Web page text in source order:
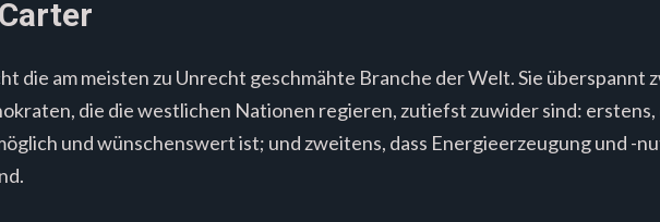
die am meisten zu Unrecht geschmähte Branche der Welt. Sie überspannt
die die westlichen Nationen regieren, zutiefst zuwider sind: erstens,
und wünschenswert ist; und zweitens, dass Energieerzeugung und -